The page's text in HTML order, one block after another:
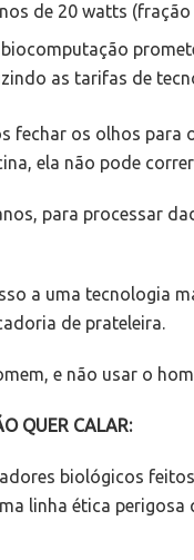
de 20 watts
as tarifas de
fechar os olhos para
ela não pode
para processar
a uma tecnologia
de prateleira.
e não usar o
QUER CALAR:
biológicos
linha ética